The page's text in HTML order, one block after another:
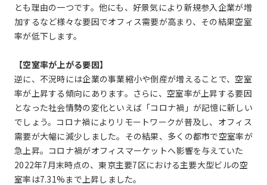
とも理由の一つです。他にも、好景気により新規参入企業が増
加するなど様々な要因でオフィス需要が高まり、その結果空室
率が低下します。
【空室率が上がる要因】
逆に、不況時には企業の事業縮小や倒産が増えることで、空室
率が上昇する傾向にあります。さらに、空室率が上昇する要因
となった社会情勢の変化といえば「コロナ禍」が記憶に新しい
でしょう。コロナ禍によりリモートワークが普及し、オフィス
需要が大幅に減少しました。その結果、多くの都市で空室率が
急上昇。コロナ禍がオフィスマーケットへ影響を与えていた
2022年7月末時点の、東京主要7区における主要大型ビルの空
室率は7.31%まで上昇しました。